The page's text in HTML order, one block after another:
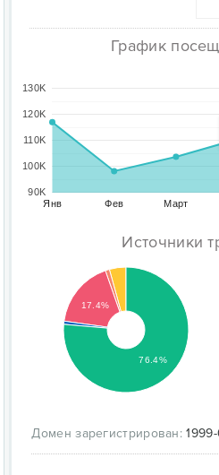
График
Янв Фев Март
90K
100K
110K
120K
130K
Источники
17.4%
76.4%
Домен зарегистрирован: